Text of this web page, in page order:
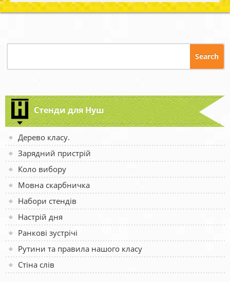
Стенди для Нуш
Дерево класу.
Зарядний пристрій
Коло вибору
Мовна скарбничка
Набори стендів
Настрій дня
Ранкові зустрічі
Рутини та правила нашого класу
Стіна слів